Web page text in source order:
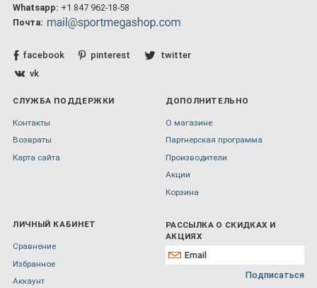
Whatsapp: +1 847 962-18-58
Почта:
facebook pinterest
twitter
vk
СЛУЖБА ПОДДЕРЖКИ
Контакты
Возвраты
Карта сайта
ДОПОЛНИТЕЛЬНО
О магазине
Партнерская программа
Производители
Акции
Корзина
ЛИЧНЫЙ КАБИНЕТ
Сравнение
Избранное
Аккаунт
РАССЫЛКА О СКИДКАХ И
АКЦИЯХ
Подписаться